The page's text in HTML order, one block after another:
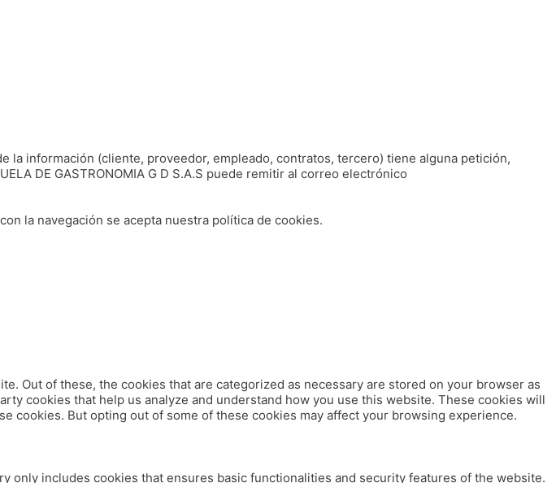
la información (cliente, proveedor, empleado, contratos, tercero) tiene alguna petición,
DE GASTRONOMIA G D S.A.S puede remitir al correo electrónico
la navegación se acepta nuestra política de cookies.
Out of these, the cookies that are categorized as necessary are stored on your browser as
cookies that help us analyze and understand how you use this website. These cookies will
cookies. But opting out of some of these cookies may affect your browsing experience.
includes cookies that ensures basic functionalities and security features of the website.